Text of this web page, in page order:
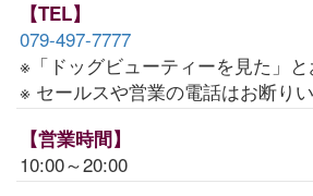
【TEL】
079-497-7777
※「ドッグビューティーを見た」と
※ セールスや営業の電話はお断りい
【営業時間】
10:00～20:00